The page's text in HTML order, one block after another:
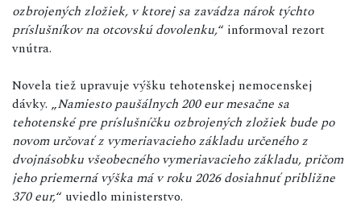
ozbrojených zložiek, v ktorej sa zavádza nárok týchto
príslušníkov na otcovskú dovolenku,“ informoval rezort
vnútra.
Novela tiež upravuje výšku tehotenskej nemocenskej
dávky. „Namiesto paušálnych 200 eur mesačne sa
tehotenské pre príslušníčku ozbrojených zložiek bude po
novom určovať z vymeriavacieho základu určeného z
dvojnásobku všeobecného vymeriavacieho základu, pričom
jeho priemerná výška má v roku 2026 dosiahnuť približne
370 eur,“ uviedlo ministerstvo.